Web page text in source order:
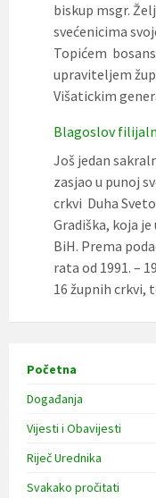
biskup msgr.
svećenicima
Topićem
upraviteljem
Višatickim
Blagoslov
Još jedan
zasjao u punoj
crkvi Duha
Gradiška, koja
BiH. Prema
rata od 1991. –
16 župnih crkvi,
Početna
Događanja
Vijesti i Obavijesti
Riječ Urednika
Svakako pročitati